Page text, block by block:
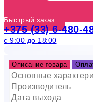
Быстрый заказ
+375 (33) 6-480-
с 9:00 до 18:00
Описание товара
Основные
Производитель
Дата выхода